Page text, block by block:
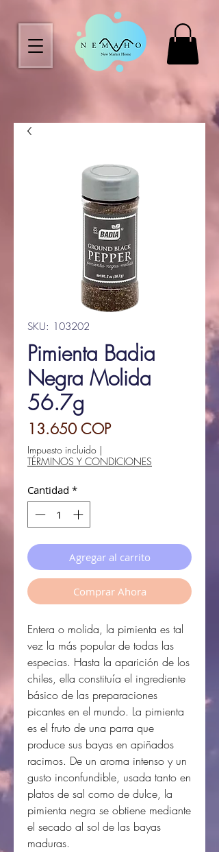
SKU: 103202
Pimienta Badia
Negra Molida
56.7g
13.650 COPPrecio
Impuesto incluido |
TÉRMINOS Y CONDICIONES
Cantidad *
Agregar al carrito
Comprar Ahora
Entera o molida, la pimienta es tal
vez la más popular de todas las
especias. Hasta la aparición de los
chiles, ella constituía el ingrediente
básico de las preparaciones
picantes en el mundo. La pimienta
es el fruto de una parra que
produce sus bayas en apiñados
racimos. De un aroma intenso y un
gusto inconfundible, usada tanto en
platos de sal como de dulce, la
pimienta negra se obtiene mediante
el secado al sol de las bayas
maduras.